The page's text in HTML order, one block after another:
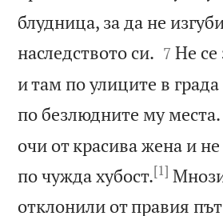
блудница, за да не
наследството си. 

7 Не се
и там по улиците в
по безлюдните му места.
очи от красива жена и
по чужда хубост.[1]
отклонили от правия